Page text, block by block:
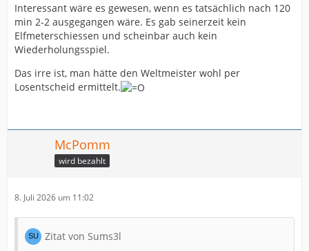
Interessant wäre es gewesen, wenn es tatsächlich nach 120
min 2-2 ausgegangen wäre. Es gab seinerzeit kein
Elfmeterschiessen und scheinbar auch kein
Wiederholungsspiel.
Das irre ist, man hätte den Weltmeister wohl per
Losentscheid ermittelt.
McPomm
wird bezahlt
8. Juli 2026 um 11:02
Zitat von Sums3l